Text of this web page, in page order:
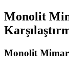
Monolit
Monolit